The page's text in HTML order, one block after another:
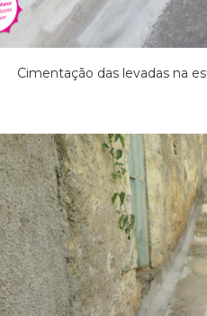
Cimentação das levadas na